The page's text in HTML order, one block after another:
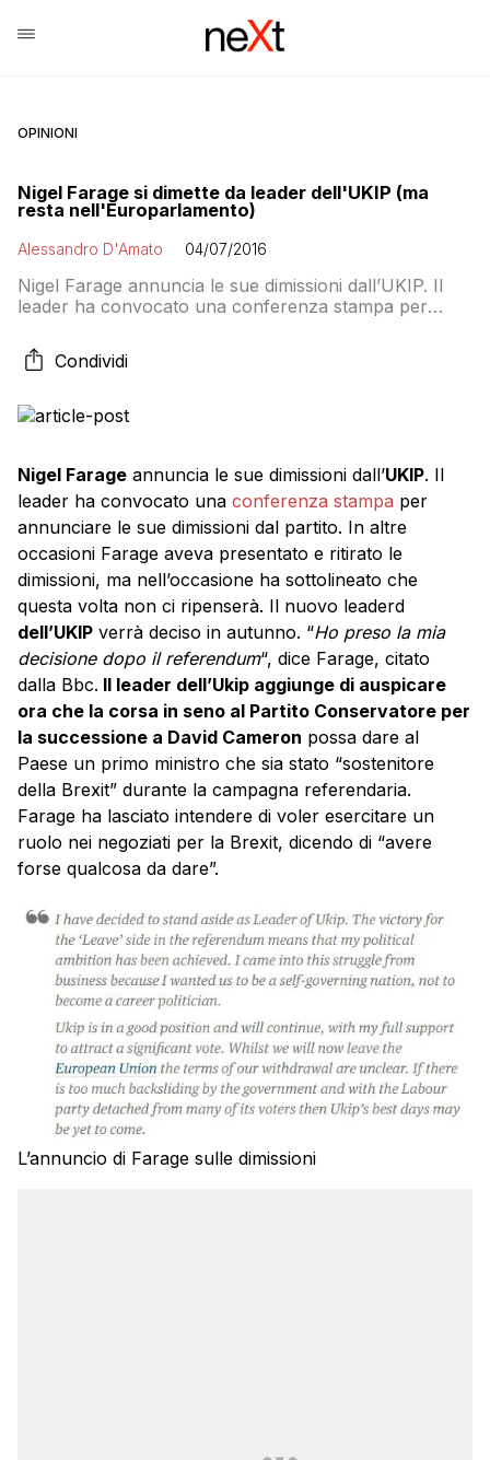
OPINIONI
Nigel Farage si dimette da leader dell'UKIP (ma
resta nell'Europarlamento)
Alessandro D'Amato 04/07/2016
Nigel Farage annuncia le sue dimissioni dall’UKIP. Il
leader ha convocato una conferenza stampa per
occasioni Farage aveva presentato e ritirato le
dimissioni, ma nell’occasione ha sottolineato che
dell’UKIP verrà deciso in autunno. “Ho preso la mia
decisione dopo il […]
Condividi
Nigel Farage annuncia le sue dimissioni dall’UKIP. Il
leader ha convocato una conferenza stampa per
annunciare le sue dimissioni dal partito. In altre
occasioni Farage aveva presentato e ritirato le
dimissioni, ma nell’occasione ha sottolineato che
questa volta non ci ripenserà. Il nuovo leaderd
dell’UKIP verrà deciso in autunno. “Ho preso la mia
decisione dopo il referendum“, dice Farage, citato
dalla Bbc. Il leader dell’Ukip aggiunge di auspicare
ora che la corsa in seno al Partito Conservatore per
la successione a David Cameron possa dare al
Paese un primo ministro che sia stato “sostenitore
della Brexit” durante la campagna referendaria.
Farage ha lasciato intendere di voler esercitare un
ruolo nei negoziati per la Brexit, dicendo di “avere
forse qualcosa da dare”.
L’annuncio di Farage sulle dimissioni